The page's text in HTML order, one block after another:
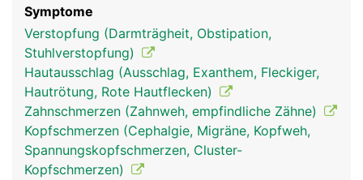
ist und die Kau- und Mundbodenmuskulatur
steuert.
Symptome
Verstopfung (Darmträgheit, Obstipation,
Stuhlverstopfung)
Hautausschlag (Ausschlag, Exanthem, Fleckiger,
Hautrötung, Rote Hautflecken)
Zahnschmerzen (Zahnweh, empfindliche Zähne)
Kopfschmerzen (Cephalgie, Migräne, Kopfweh,
Spannungskopfschmerzen, Cluster-
Kopfschmerzen)